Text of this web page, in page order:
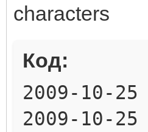
characters
Код:
2009-10-
2009-10-